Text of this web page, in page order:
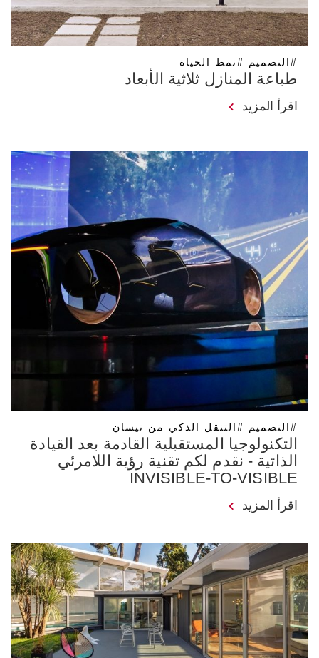
طباعة المنازل ثلاثية الأبعاد
#التصميم #نمط الحياة
اقرأ المزيد
التكنولوجيا المستقبلية القادمة بعد القيادة
الذاتية - نقدم لكم تقنية رؤية اللامرئي
INVISIBLE-TO-VISIBLE
#التصميم #التنقل الذكي من نيسان
اقرأ المزيد